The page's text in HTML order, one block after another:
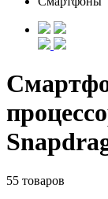
55 товаров